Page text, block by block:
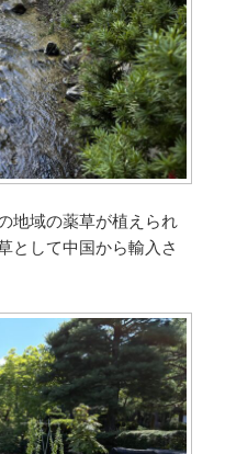
地域の薬草が植えられ
として中国から輸入さ